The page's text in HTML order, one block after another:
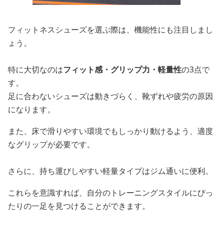
フィットネスシューズを選ぶ際は、機能性にも注目しまし
ょう。
特に大切なのはフィット感・グリップ力・軽量性の3点で
す。
足に合わないシューズは動きづらく、靴ずれや疲労の原因
になります。
また、床で滑りやすい環境でもしっかり動けるよう、適度
なグリップが必要です。
さらに、持ち運びしやすい軽量タイプはジム通いに便利。
これらを意識すれば、自分のトレーニングスタイルにぴっ
たりの一足を見つけることができます。